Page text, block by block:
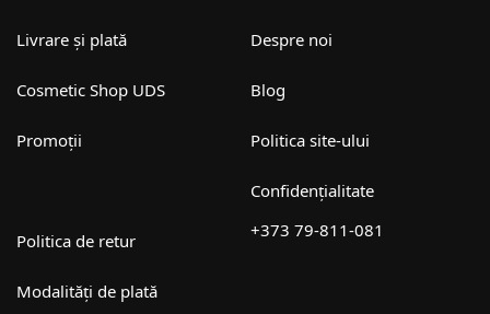
Livrare și plată
Cosmetic Shop UDS
Promoții
Despre noi
Blog
Politica site-ului
Confidențialitate
Politica de retur
Modalități de plată
+373 79-811-081